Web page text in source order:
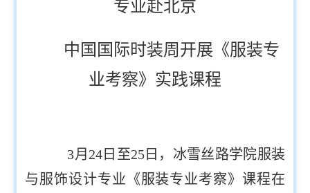
专业赴北京
中国国际时装周开展《服装专
业考察》实践课程
3月24日至25日，冰雪丝路学院服装
与服饰设计专业《服装专业考察》课程在